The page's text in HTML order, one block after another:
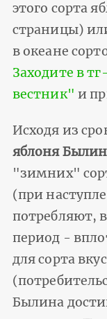
этого сорта
страницы)
в океане
Заходите в
вестник" и
Исходя из
яблоня
"зимних"
(при
потребляют,
период -
для сорта
Былина